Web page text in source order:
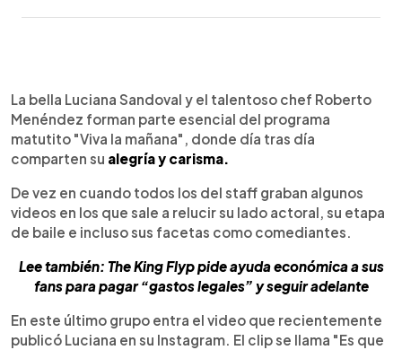
► Escuchar artículo
La bella Luciana Sandoval y el talentoso chef Roberto
Menéndez forman parte esencial del programa
matutito "Viva la mañana", donde día tras día
comparten su alegría y carisma.
De vez en cuando todos los del staff graban algunos
videos en los que sale a relucir su lado actoral, su etapa
de baile e incluso sus facetas como comediantes.
Lee también: The King Flyp pide ayuda económica a sus
fans para pagar “gastos legales” y seguir adelante
En este último grupo entra el video que recientemente
publicó Luciana en su Instagram. El clip se llama "Es que